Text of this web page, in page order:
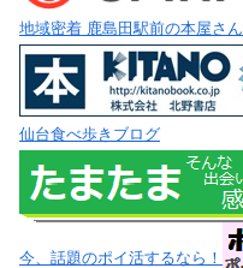
地域密着 鹿島田駅前の本屋さん
仙台食べ歩きブログ
今、話題のポイ活するなら！